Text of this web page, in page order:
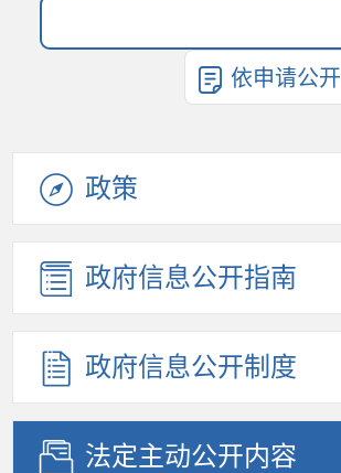
依申请公开
政策
政府信息公开指南
政府信息公开制度
法定主动公开内容